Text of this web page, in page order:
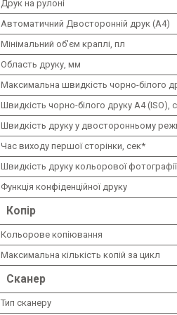
Друк на рулоні
Автоматичний Двосторонній друк (A4)
Мінімальний об'єм краплі, пл
Область друку, мм
Максимальна швидкість чорно-білого
Швидкість чорно-білого друку A4 (ISO),
Швидкість друку у двосторонньому
Час виходу першої сторінки, сек*
Швидкість друку кольорової
Функція конфіденційної друку
Копір
Кольорове копіювання
Максимальна кількість копій за цикл
Сканер
Тип сканеру